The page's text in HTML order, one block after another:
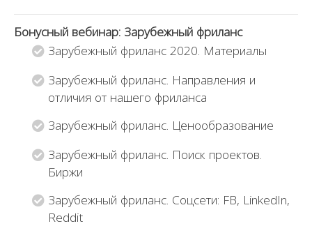
Бонусный вебинар: Зарубежный фриланс
Зарубежный фриланс 2020. Материалы
Зарубежный фриланс. Направления и
отличия от нашего фриланса
Зарубежный фриланс. Ценообразование
Зарубежный фриланс. Поиск проектов.
Биржи
Зарубежный фриланс. Соцсети: FB, LinkedIn,
Reddit